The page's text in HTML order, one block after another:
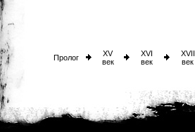
Пролог
XV
век
XVI
век
XVII
век